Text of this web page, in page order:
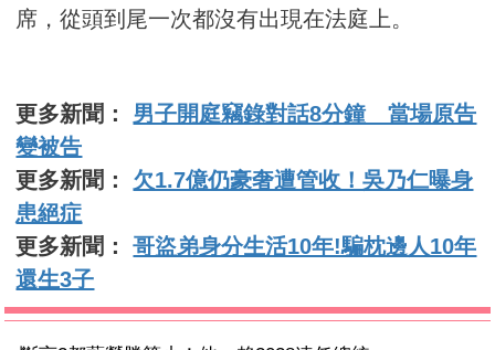
席，從頭到尾一次都沒有出現在法庭上。
更多新聞： 男子開庭竊錄對話8分鐘 當場原告
變被告
更多新聞： 欠1.7億仍豪奢遭管收！吳乃仁曝身
患絕症
更多新聞：哥盜弟身分生活10年!騙枕邊人10年
還生3子